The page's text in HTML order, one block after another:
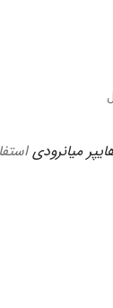
میانرودی